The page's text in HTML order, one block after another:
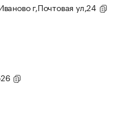
г,Почтовая ул,24